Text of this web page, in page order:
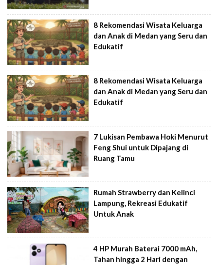
8 Rekomendasi Wisata Keluarga
dan Anak di Medan yang Seru dan
Edukatif
8 Rekomendasi Wisata Keluarga
dan Anak di Medan yang Seru dan
Edukatif
7 Lukisan Pembawa Hoki Menurut
Feng Shui untuk Dipajang di
Ruang Tamu
Rumah Strawberry dan Kelinci
Lampung, Rekreasi Edukatif
Untuk Anak
4 HP Murah Baterai 7000 mAh,
Tahan hingga 2 Hari dengan